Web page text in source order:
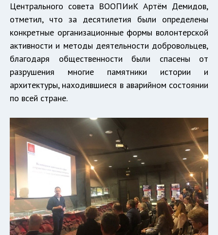
Центрального совета ВООПИиК Артём Демидов,
отметил, что за десятилетия были определены
конкретные организационные формы волонтерской
активности и методы деятельности добровольцев,
благодаря общественности были спасены от
разрушения многие памятники истории и
архитектуры, находившиеся в аварийном состоянии
по всей стране.